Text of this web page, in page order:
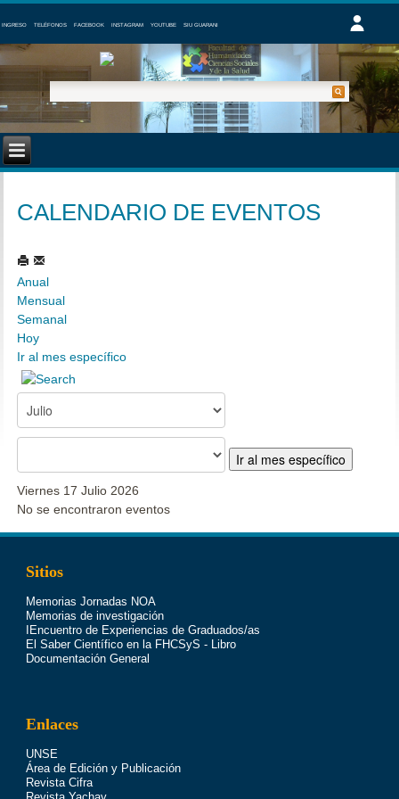
INGRESO TELÉFONOS FACEBOOK INSTAGRAM YOUTUBE SIU GUARANI
CALENDARIO DE EVENTOS
Anual
Mensual
Semanal
Hoy
Ir al mes específico
Ir al mes específico
Viernes 17 Julio 2026
No se encontraron eventos
Sitios
Memorias Jornadas NOA
Memorias de investigación
IEncuentro de Experiencias de Graduados/as
El Saber Científico en la FHCSyS - Libro
Documentación General
Enlaces
UNSE
Área de Edición y Publicación
Revista Cifra